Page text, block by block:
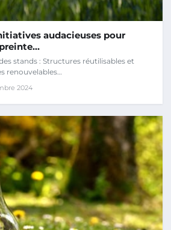
audacieuses pour
stands : Structures réutilisables et
renouvelables…
2024